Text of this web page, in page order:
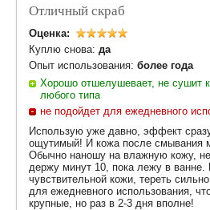
Отличный скраб
Оценка:
Куплю снова: да
Опыт использования: более года
Хорошо отшелушевает, не сушит
любого типа
не подойдет для ежедневного
Использую уже давно, эффект
ощутимый! И кожа после смывания
Обычно наношу на влажную кожу,
держу минут 10, пока лежу в
чувствительной кожи, тереть
для ежедневного использования,
крупные, но раз в 2-3 дня вполне!